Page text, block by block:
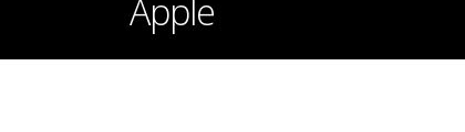
Apple